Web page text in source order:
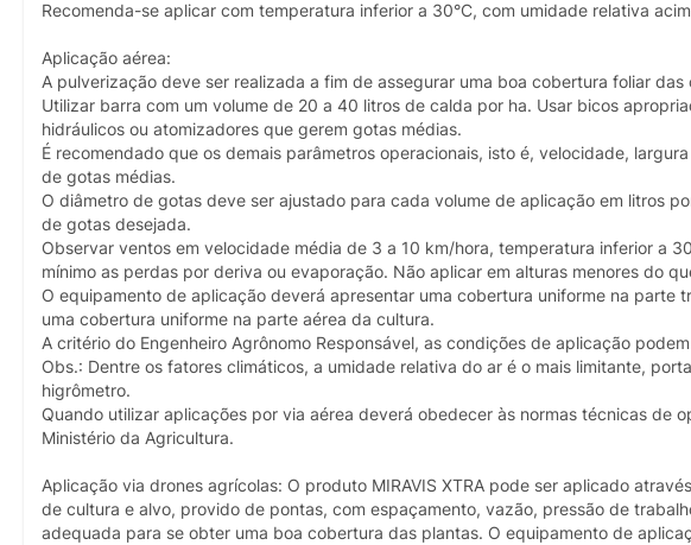
Recomenda-se aplicar com temperatura inferior a 30°C, com umidade relativa
Aplicação aérea:
A pulverização deve ser realizada a fim de assegurar uma boa cobertura foliar das
Utilizar barra com um volume de 20 a 40 litros de calda por ha. Usar bicos
hidráulicos ou atomizadores que gerem gotas médias.
É recomendado que os demais parâmetros operacionais, isto é, velocidade,
de gotas médias.
O diâmetro de gotas deve ser ajustado para cada volume de aplicação em litros
de gotas desejada.
Observar ventos em velocidade média de 3 a 10 km/hora, temperatura inferior a
mínimo as perdas por deriva ou evaporação. Não aplicar em alturas menores do
O equipamento de aplicação deverá apresentar uma cobertura uniforme na
uma cobertura uniforme na parte aérea da cultura.
A critério do Engenheiro Agrônomo Responsável, as condições de aplicação
Obs.: Dentre os fatores climáticos, a umidade relativa do ar é o mais limitante,
higrômetro.
Quando utilizar aplicações por via aérea deverá obedecer às normas técnicas de
Ministério da Agricultura.
Aplicação via drones agrícolas: O produto MIRAVIS XTRA pode ser aplicado
de cultura e alvo, provido de pontas, com espaçamento, vazão, pressão de
adequada para se obter uma boa cobertura das plantas. O equipamento de